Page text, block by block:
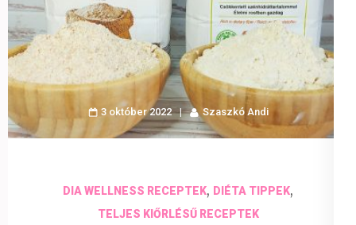
3 október 2022 Szaszkó Andi
DIA WELLNESS RECEPTEK, DIÉTA TIPPEK,
TELJES KIŐRLÉSŰ RECEPTEK